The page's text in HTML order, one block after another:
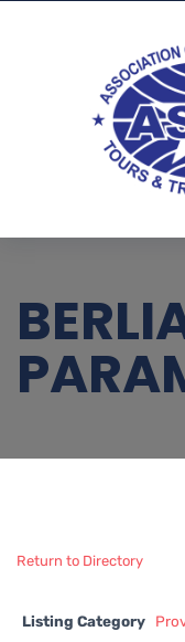
Return to Directory
Listing Category